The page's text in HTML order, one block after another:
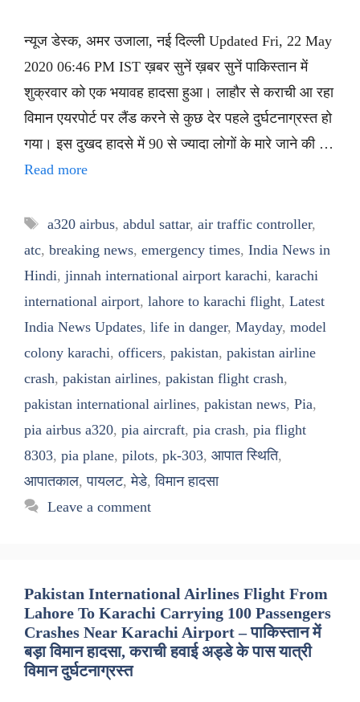
न्यूज डेस्क, अमर उजाला, नई दिल्ली Updated Fri, 22 May
2020 06:46 PM IST ख़बर सुनें ख़बर सुनें पाकिस्तान में
शुक्रवार को एक भयावह हादसा हुआ। लाहौर से कराची आ रहा
विमान एयरपोर्ट पर लैंड करने से कुछ देर पहले दुर्घटनाग्रस्त हो
गया। इस दुखद हादसे में 90 से ज्यादा लोगों के मारे जाने की …
Read more
Tags
a320 airbus, abdul sattar, air traffic controller,
atc, breaking news, emergency times, India News in
Hindi, jinnah international airport karachi, karachi
international airport, lahore to karachi flight, Latest
India News Updates, life in danger, Mayday, model
colony karachi, officers, pakistan, pakistan airline
crash, pakistan airlines, pakistan flight crash,
pakistan international airlines, pakistan news, Pia,
pia airbus a320, pia aircraft, pia crash, pia flight
8303, pia plane, pilots, pk-303, आपात स्थिति,
आपातकाल,पायलट,मेडे,विमान हादसा
Leave a comment
Pakistan International Airlines Flight From
Lahore To Karachi Carrying 100 Passengers
Crashes Near Karachi Airport – पाकिस्तान में
बड़ा विमान हादसा, कराची हवाई अड्डे के पास यात्री
विमान दुर्घटनाग्रस्त